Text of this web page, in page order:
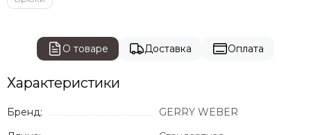
О товаре Доставка Оплата
Характеристики
Бренд:
GERRY WEBER